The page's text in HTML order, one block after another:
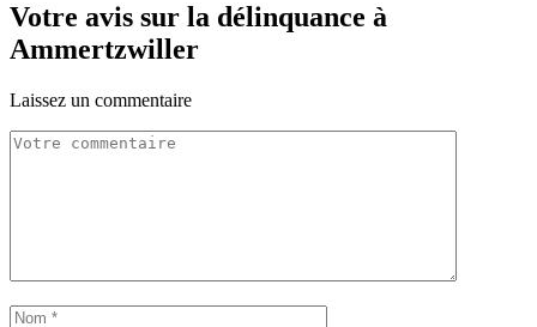
Votre avis sur la délinquance à
Ammertzwiller
Laissez un commentaire